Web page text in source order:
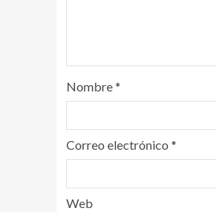
Nombre*
Correo electrónico *
Web